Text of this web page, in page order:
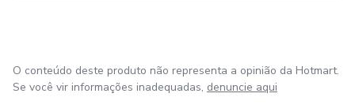
O conteúdo deste produto não representa a opinião da Hotmart.
Se você vir informações inadequadas, denuncie aqui